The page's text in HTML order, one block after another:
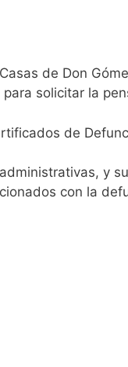
de Don
solicitar la
de
y
con la